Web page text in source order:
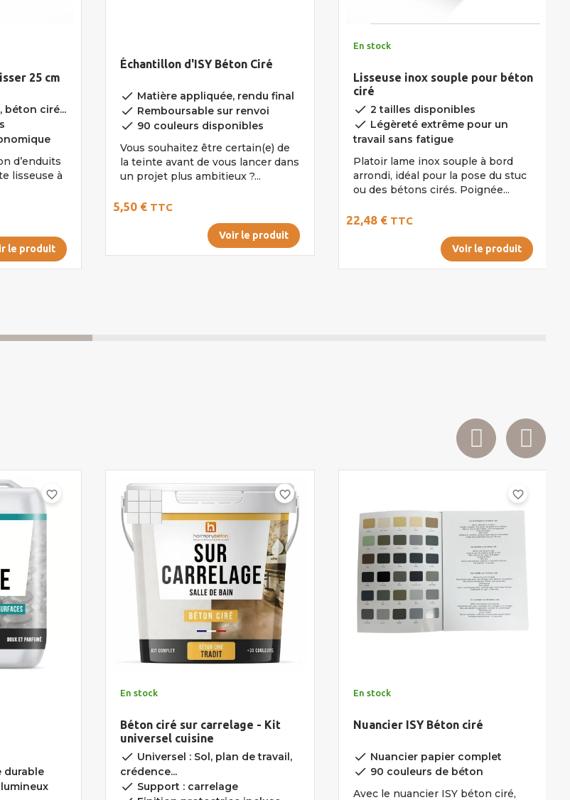
25 cm
béton ciré...
d’enduits
lisseuse à
le produit
Échantillon d'ISY Béton Ciré
done Matière appliquée, rendu final
done Remboursable sur renvoi
done 90 couleurs disponibles
Vous souhaitez être certain(e) de
la teinte avant de vous lancer dans
un projet plus ambitieux ?...
5,50 € TTC
Voir le produit
En stock
Lisseuse inox souple pour béton
ciré
done 2 tailles disponibles
done Légèreté extrême pour un
travail sans fatigue
Platoir lame inox souple à bord
arrondi, idéal pour la pose du stuc
ou des bétons cirés. Poignée...
22,48 € TTC
Voir le produit
favorite_border
durable
favorite_border
En stock
Béton ciré sur carrelage - Kit
universel cuisine
done Universel : Sol, plan de travail,
crédence...
done Support : carrelage
favorite_border
En stock
Nuancier ISY Béton ciré
done Nuancier papier complet
done 90 couleurs de béton
Avec le nuancier ISY béton ciré,